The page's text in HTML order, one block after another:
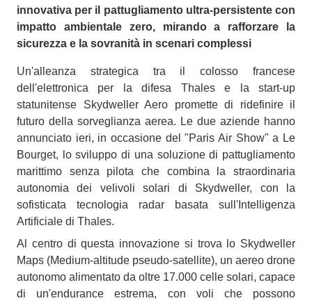
innovativa per il pattugliamento ultra-persistente con
impatto ambientale zero, mirando a rafforzare la
sicurezza e la sovranità in scenari complessi
Un'alleanza strategica tra il colosso francese
dell'elettronica per la difesa Thales e la start-up
statunitense Skydweller Aero promette di ridefinire il
futuro della sorveglianza aerea. Le due aziende hanno
annunciato ieri, in occasione del "Paris Air Show" a Le
Bourget, lo sviluppo di una soluzione di pattugliamento
marittimo senza pilota che combina la straordinaria
autonomia dei velivoli solari di Skydweller, con la
sofisticata tecnologia radar basata sull'Intelligenza
Artificiale di Thales.
Al centro di questa innovazione si trova lo Skydweller
Maps (Medium-altitude pseudo-satellite), un aereo drone
autonomo alimentato da oltre 17.000 celle solari, capace
di un'endurance estrema, con voli che possono